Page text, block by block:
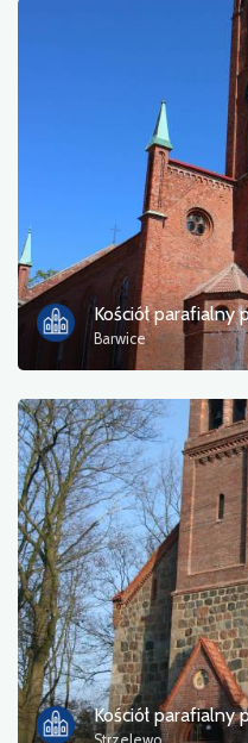
Kościół parafialny
Barwice
Kościół parafialny
Atrakcja turystyczna
Gastronomia
Informacja
Kąpieliska
Kultura i rozrywka
Miejsce odpoczynku
Militaria
Muzeum
Noclegi
Pola namiotowe
Pomniki, rzeźby,